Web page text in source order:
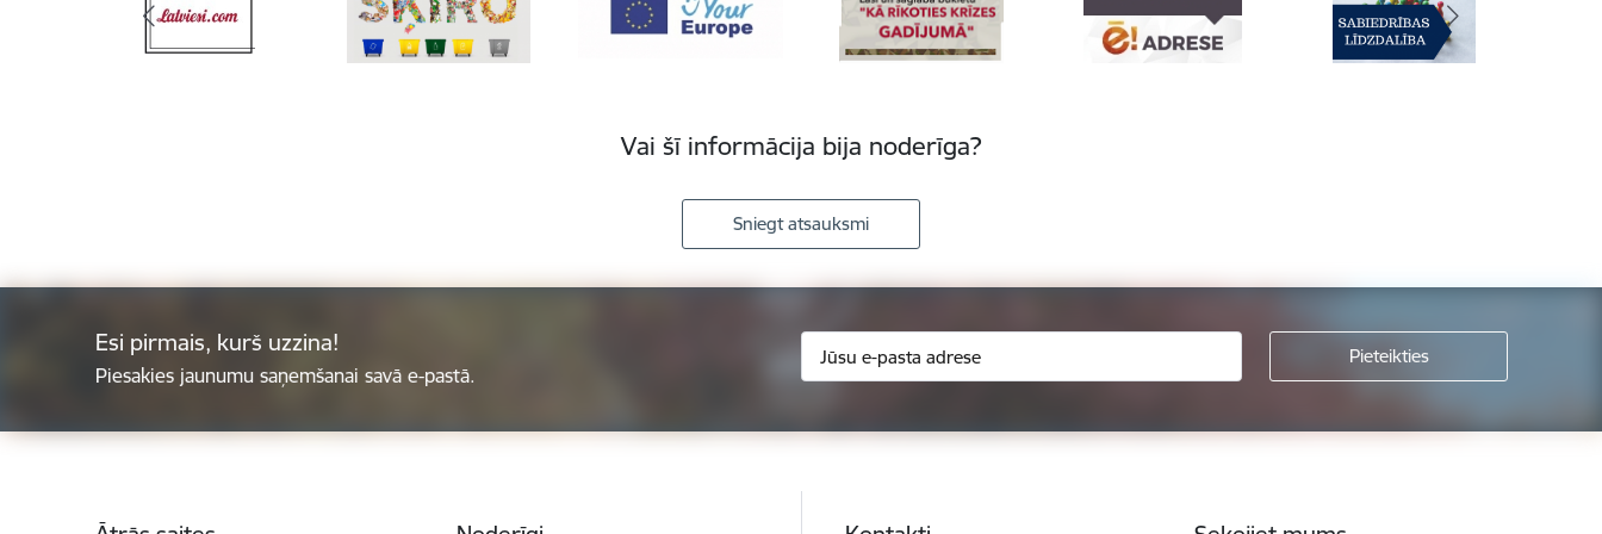
Vai šī informācija bija noderīga?
Sniegt atsauksmi
Esi pirmais, kurš uzzina!
Piesakies jaunumu saņemšanai savā e-pastā.